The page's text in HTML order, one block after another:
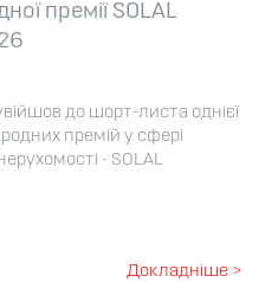
премії SOLAL
до шорт-листа однієї
премій у сфері
- SOLAL
Докладніше >